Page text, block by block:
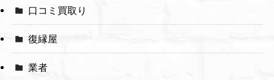
口コミ買取り
復縁屋
業者